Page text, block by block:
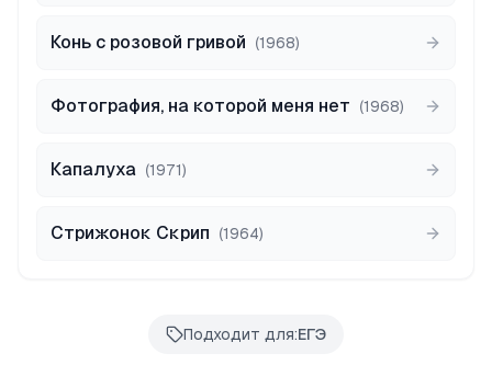
Конь с розовой гривой (1968)
Фотография, на которой меня нет (1968)
Капалуха (1971)
Стрижонок Скрип (1964)
Подходит для:ЕГЭ